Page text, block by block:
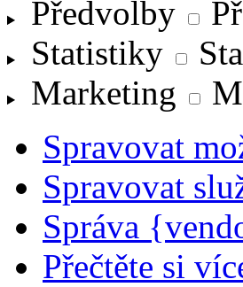
Předvolby
Statistiky
Marketing
Spravovat
Spravovat
Správa
Přečtěte si